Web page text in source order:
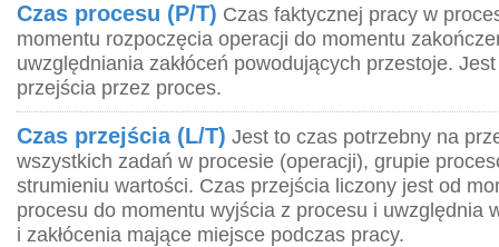
Czas procesu (P/T) Czas faktycznej pracy w
momentu rozpoczęcia operacji do momentu
uwzględniania zakłóceń powodujących przestoje.
przejścia przez proces.
Czas przejścia (L/T) Jest to czas potrzebny na
wszystkich zadań w procesie (operacji), grupie
strumieniu wartości. Czas przejścia liczony jest od
procesu do momentu wyjścia z procesu i uwzględnia
i zakłócenia mające miejsce podczas pracy.